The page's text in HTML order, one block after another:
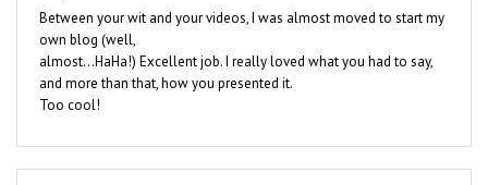
Between your wit and your videos, I was almost moved to start my
own blog (well,
almost…HaHa!) Excellent job. I really loved what you had to say,
and more than that, how you presented it.
Too cool!